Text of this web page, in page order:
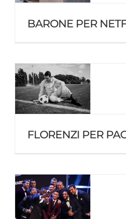
BARONE PER
FLORENZI PER